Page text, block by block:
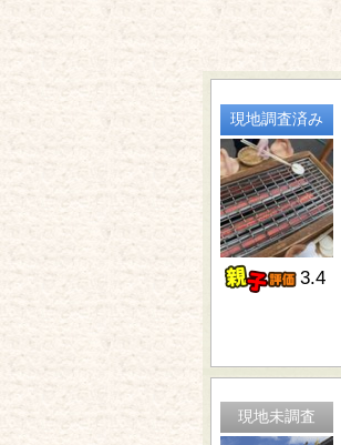
現地調査済み
3.4
現地未調査